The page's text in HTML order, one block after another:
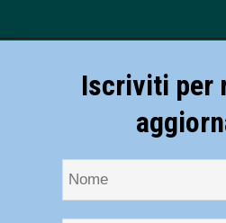
Iscriviti per